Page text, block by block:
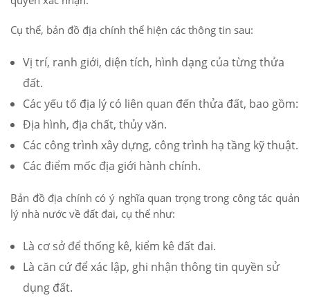
Cụ thể, bản đồ địa chính thể hiện các thông tin sau:
Vị trí, ranh giới, diện tích, hình dạng của từng thửa
đất.
Các yếu tố địa lý có liên quan đến thửa đất, bao gồm:
Địa hình, địa chất, thủy văn.
Các công trình xây dựng, công trình hạ tầng kỹ thuật.
Các điểm mốc địa giới hành chính.
Bản đồ địa chính có ý nghĩa quan trọng trong công tác quản
lý nhà nước về đất đai, cụ thể như:
Là cơ sở để thống kê, kiểm kê đất đai.
Là căn cứ để xác lập, ghi nhận thông tin quyền sử
dụng đất.